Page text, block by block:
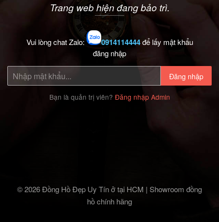
Trang web hiện đang bảo trì.
Vui lòng chat Zalo: 0914114444để lấy mật khẩu
đăng nhập
Đăng nhập
Bạn là quản trị viên? Đăng nhập Admin
© 2026 Đồng Hồ Đẹp Uy Tín ở tại HCM | Showroom đồng
hồ chính hãng‎